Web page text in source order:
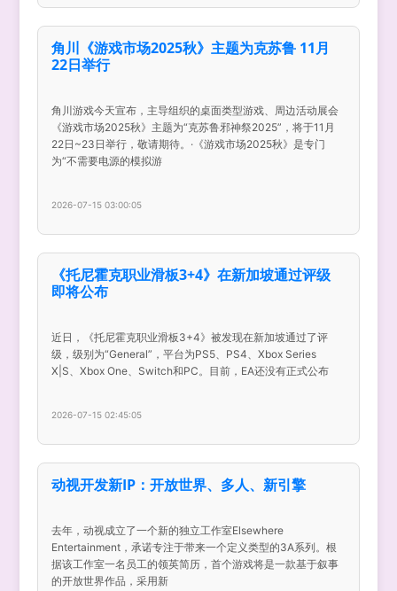
角川《游戏市场2025秋》主题为克苏鲁 11月
22日举行
角川游戏今天宣布，主导组织的桌面类型游戏、周边活动展会
《游戏市场2025秋》主题为“克苏鲁邪神祭2025”，将于11月
22日~23日举行，敬请期待。·《游戏市场2025秋》是专门
为“不需要电源的模拟游
2026-07-15 03:00:05
《托尼霍克职业滑板3+4》在新加坡通过评级
即将公布
近日，《托尼霍克职业滑板3+4》被发现在新加坡通过了评
级，级别为“General”，平台为PS5、PS4、Xbox Series
X|S、Xbox One、Switch和PC。目前，EA还没有正式公布
2026-07-15 02:45:05
动视开发新IP：开放世界、多人、新引擎
去年，动视成立了一个新的独立工作室Elsewhere
Entertainment，承诺专注于带来一个定义类型的3A系列。根
据该工作室一名员工的领英简历，首个游戏将是一款基于叙事
的开放世界作品，采用新